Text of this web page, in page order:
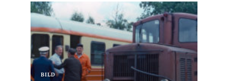
BILD